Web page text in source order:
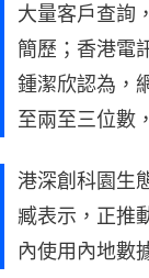
大量客戶查詢
簡歷；香港電
鍾潔欣認為，
至兩至三位數
港深創科園生
臧表示，正推
內使用內地數